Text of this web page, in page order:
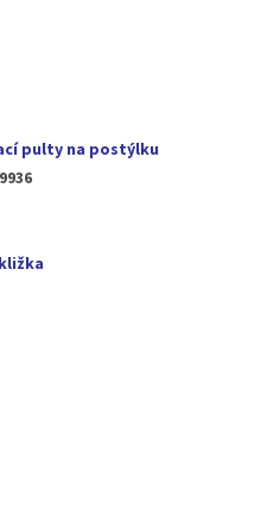
pulty na postýlku